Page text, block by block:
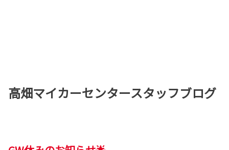
高畑マイカーセンタースタッフブログ